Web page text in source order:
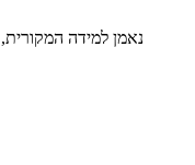
נאמן למידה